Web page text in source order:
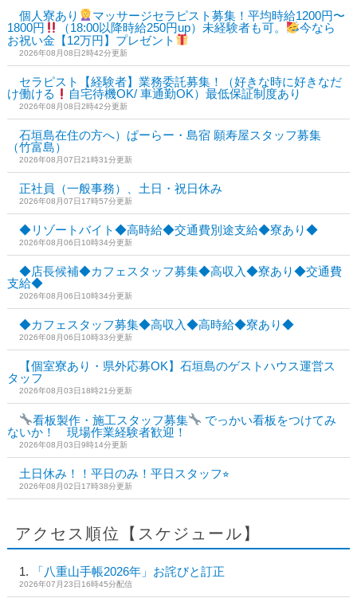
個人寮あり
マッサージセラピスト募集！平均時給1200円〜
1800円
（18:00以降時給250円up）未経験者も可。
今なら
お祝い金【12万円】プレゼント
2026年08月08日2時42分更新
セラピスト【経験者】業務委託募集！（好きな時に好きなだ
け働ける
自宅待機OK/ 車通勤OK）最低保証制度あり
2026年08月08日2時42分更新
石垣島在住の方へ）ぱーらー・島宿 願寿屋スタッフ募集
（竹富島）
2026年08月07日21時31分更新
正社員（一般事務）、土日・祝日休み
2026年08月07日17時57分更新
◆リゾートバイト◆高時給◆交通費別途支給◆寮あり◆
2026年08月06日10時34分更新
◆店長候補◆カフェスタッフ募集◆高収入◆寮あり◆交通費
支給◆
2026年08月06日10時34分更新
◆カフェスタッフ募集◆高収入◆高時給◆寮あり◆
2026年08月06日10時33分更新
【個室寮あり・県外応募OK】石垣島のゲストハウス運営ス
タッフ
2026年08月03日18時21分更新
看板製作・施工スタッフ募集
でっかい看板をつけてみ
ないか！ 現場作業経験者歓迎！
2026年08月03日9時14分更新
土日休み！！平日のみ！平日スタッフ⭐︎
2026年08月02日17時38分更新
アクセス順位【スケジュール】
「八重山手帳2026年」お詫びと訂正
2026年07月23日16時45分配信